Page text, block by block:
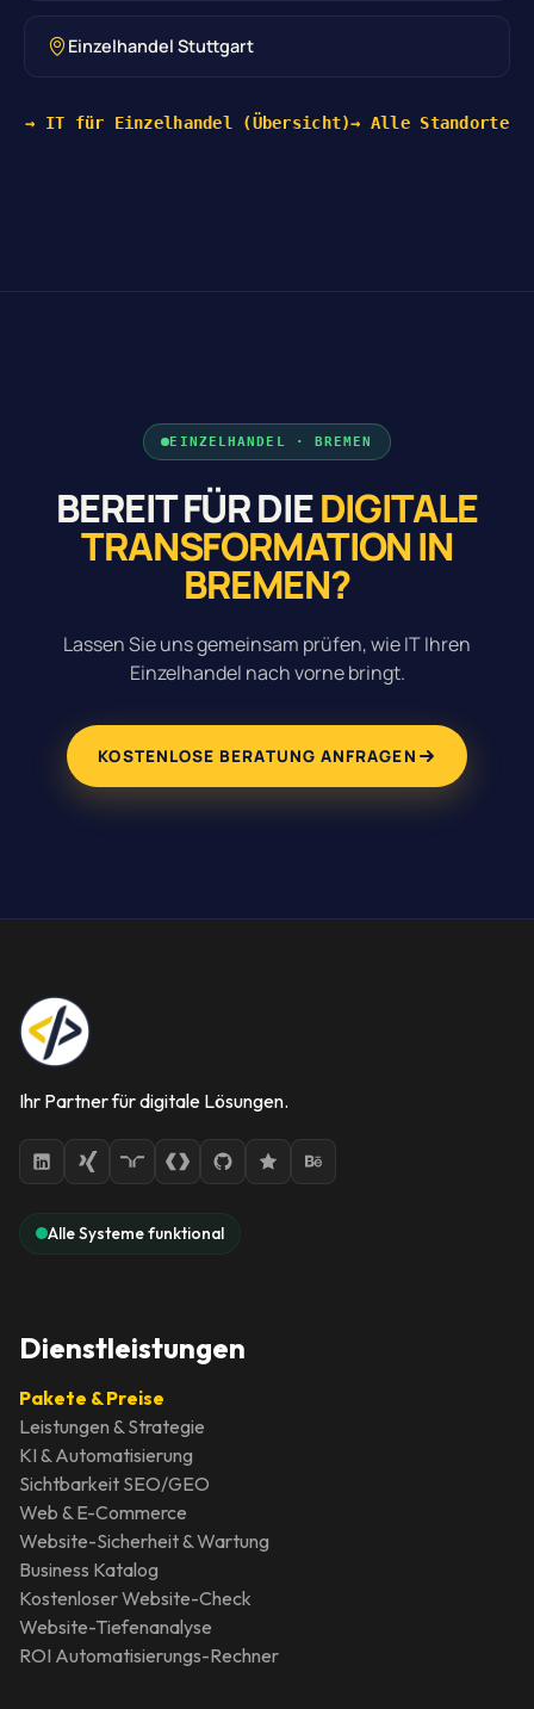
Einzelhandel Stuttgart
→ IT für Einzelhandel (Übersicht)→ Alle Standorte
EINZELHANDEL · BREMEN
BEREIT FÜR DIEDIGITALE
TRANSFORMATION IN
BREMEN?
Lassen Sie uns gemeinsam prüfen, wie IT Ihren
Einzelhandel nach vorne bringt.
KOSTENLOSE BERATUNG ANFRAGEN
Ihr Partner für digitale Lösungen.
Alle Systeme funktional
Dienstleistungen
Pakete & Preise
Leistungen & Strategie
KI & Automatisierung
Sichtbarkeit SEO/GEO
Web & E-Commerce
Website-Sicherheit & Wartung
Business Katalog
Kostenloser Website-Check
Website-Tiefenanalyse
ROI Automatisierungs-Rechner